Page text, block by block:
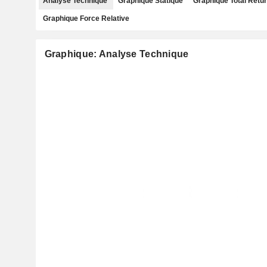
Graphique Force Relative
Graphique: Analyse Technique